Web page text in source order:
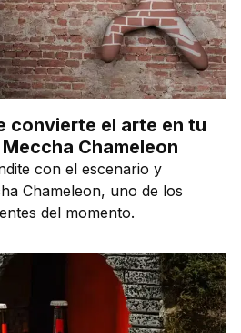
convierte el arte en tu
Chameleon
con el escenario y
Chameleon, uno de los
del momento.